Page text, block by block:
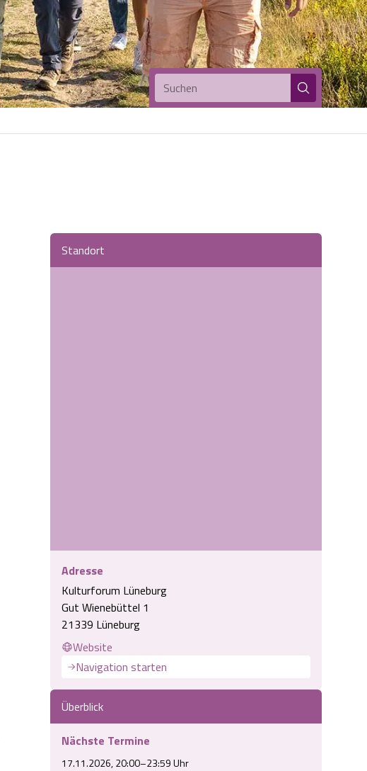
Suchen
Standort
Adresse
Kulturforum Lüneburg
Gut Wienebüttel 1
21339 Lüneburg
Website
Navigation starten
Überblick
Nächste Termine
17.11.2026, 20:00–23:59 Uhr